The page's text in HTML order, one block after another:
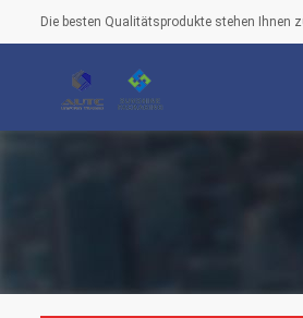
Die besten Qualitätsprodukte stehen Ihnen